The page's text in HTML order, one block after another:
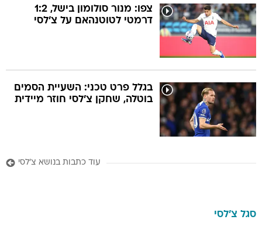
צפו: מנור סולומון בישל, 1:2
דרמטי לטוטנהאם על צ'לסי
בגלל פרט טכני: השעיית הסמים
בוטלה, שחקן צ'לסי חוזר מיידית
עוד כתבות בנושא צ'לסי
סגל צ'לסי